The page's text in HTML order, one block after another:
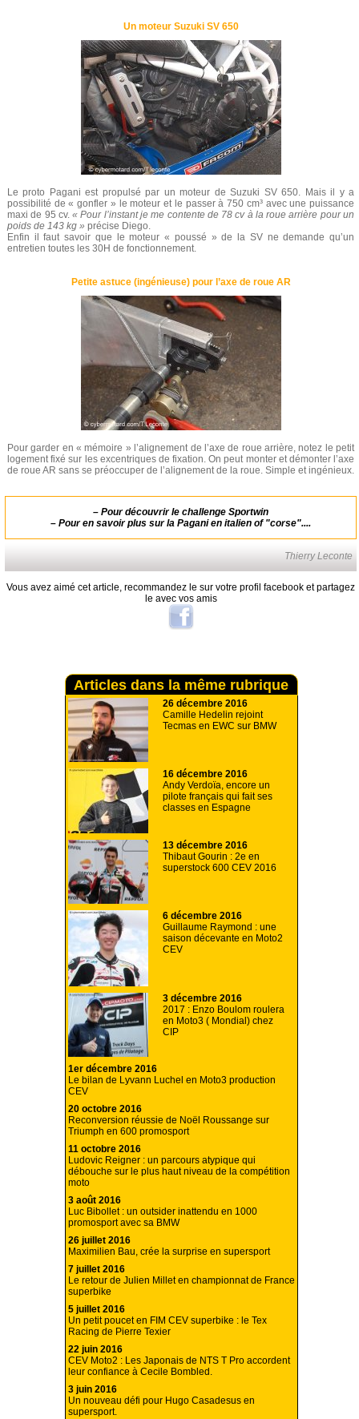
Un moteur Suzuki SV 650
Le proto Pagani est propulsé par un moteur de Suzuki SV 650. Mais il y a
possibilité de « gonfler » le moteur et le passer à 750 cm³ avec une puissance
maxi de 95 cv.« Pour l’instant je me contente de 78 cv à la roue arrière pour un
poids de 143 kg » précise Diego.
Enfin il faut savoir que le moteur « poussé » de la SV ne demande qu’un
entretien toutes les 30H de fonctionnement.
Petite astuce (ingénieuse) pour l’axe de roue AR
Pour garder en « mémoire » l’alignement de l’axe de roue arrière, notez le petit
logement fixé sur les excentriques de fixation. On peut monter et démonter l’axe
de roue AR sans se préoccuper de l’alignement de la roue. Simple et ingénieux.
– Pour découvrir le challenge Sportwin
– Pour en savoir plus sur la Paganien italien of "corse"....
Thierry Leconte
Vous avez aimé cet article, recommandez le sur votre profil facebook et partagez
le avec vos amis
Articles dans la même rubrique
26 décembre 2016
Camille Hedelin rejoint
Tecmas en EWC sur BMW
16 décembre 2016
Andy Verdoïa, encore un
pilote français qui fait ses
classes en Espagne
13 décembre 2016
Thibaut Gourin : 2e en
superstock 600 CEV 2016
6 décembre 2016
Guillaume Raymond : une
saison décevante en Moto2
CEV
3 décembre 2016
2017 : Enzo Boulom roulera
en Moto3 ( Mondial) chez
CIP
1er décembre 2016
Le bilan de Lyvann Luchel en Moto3 production
CEV
20 octobre 2016
Reconversion réussie de Noël Roussange sur
Triumph en 600 promosport
11 octobre 2016
Ludovic Reigner : un parcours atypique qui
débouche sur le plus haut niveau de la compétition
moto
3 août 2016
Luc Bibollet : un outsider inattendu en 1000
promosport avec sa BMW
26 juillet 2016
Maximilien Bau, crée la surprise en supersport
7 juillet 2016
Le retour de Julien Millet en championnat de France
superbike
5 juillet 2016
Un petit poucet en FIM CEV superbike : le Tex
Racing de Pierre Texier
22 juin 2016
CEV Moto2 : Les Japonais de NTS T Pro accordent
leur confiance à Cecile Bombled.
3 juin 2016
Un nouveau défi pour Hugo Casadesus en
supersport.